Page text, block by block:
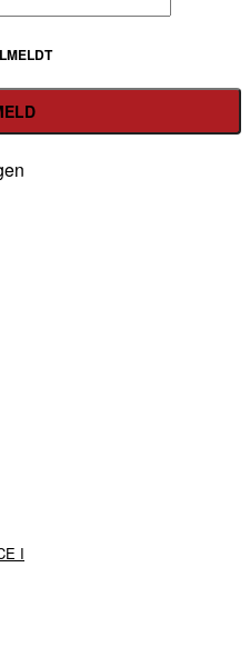
I